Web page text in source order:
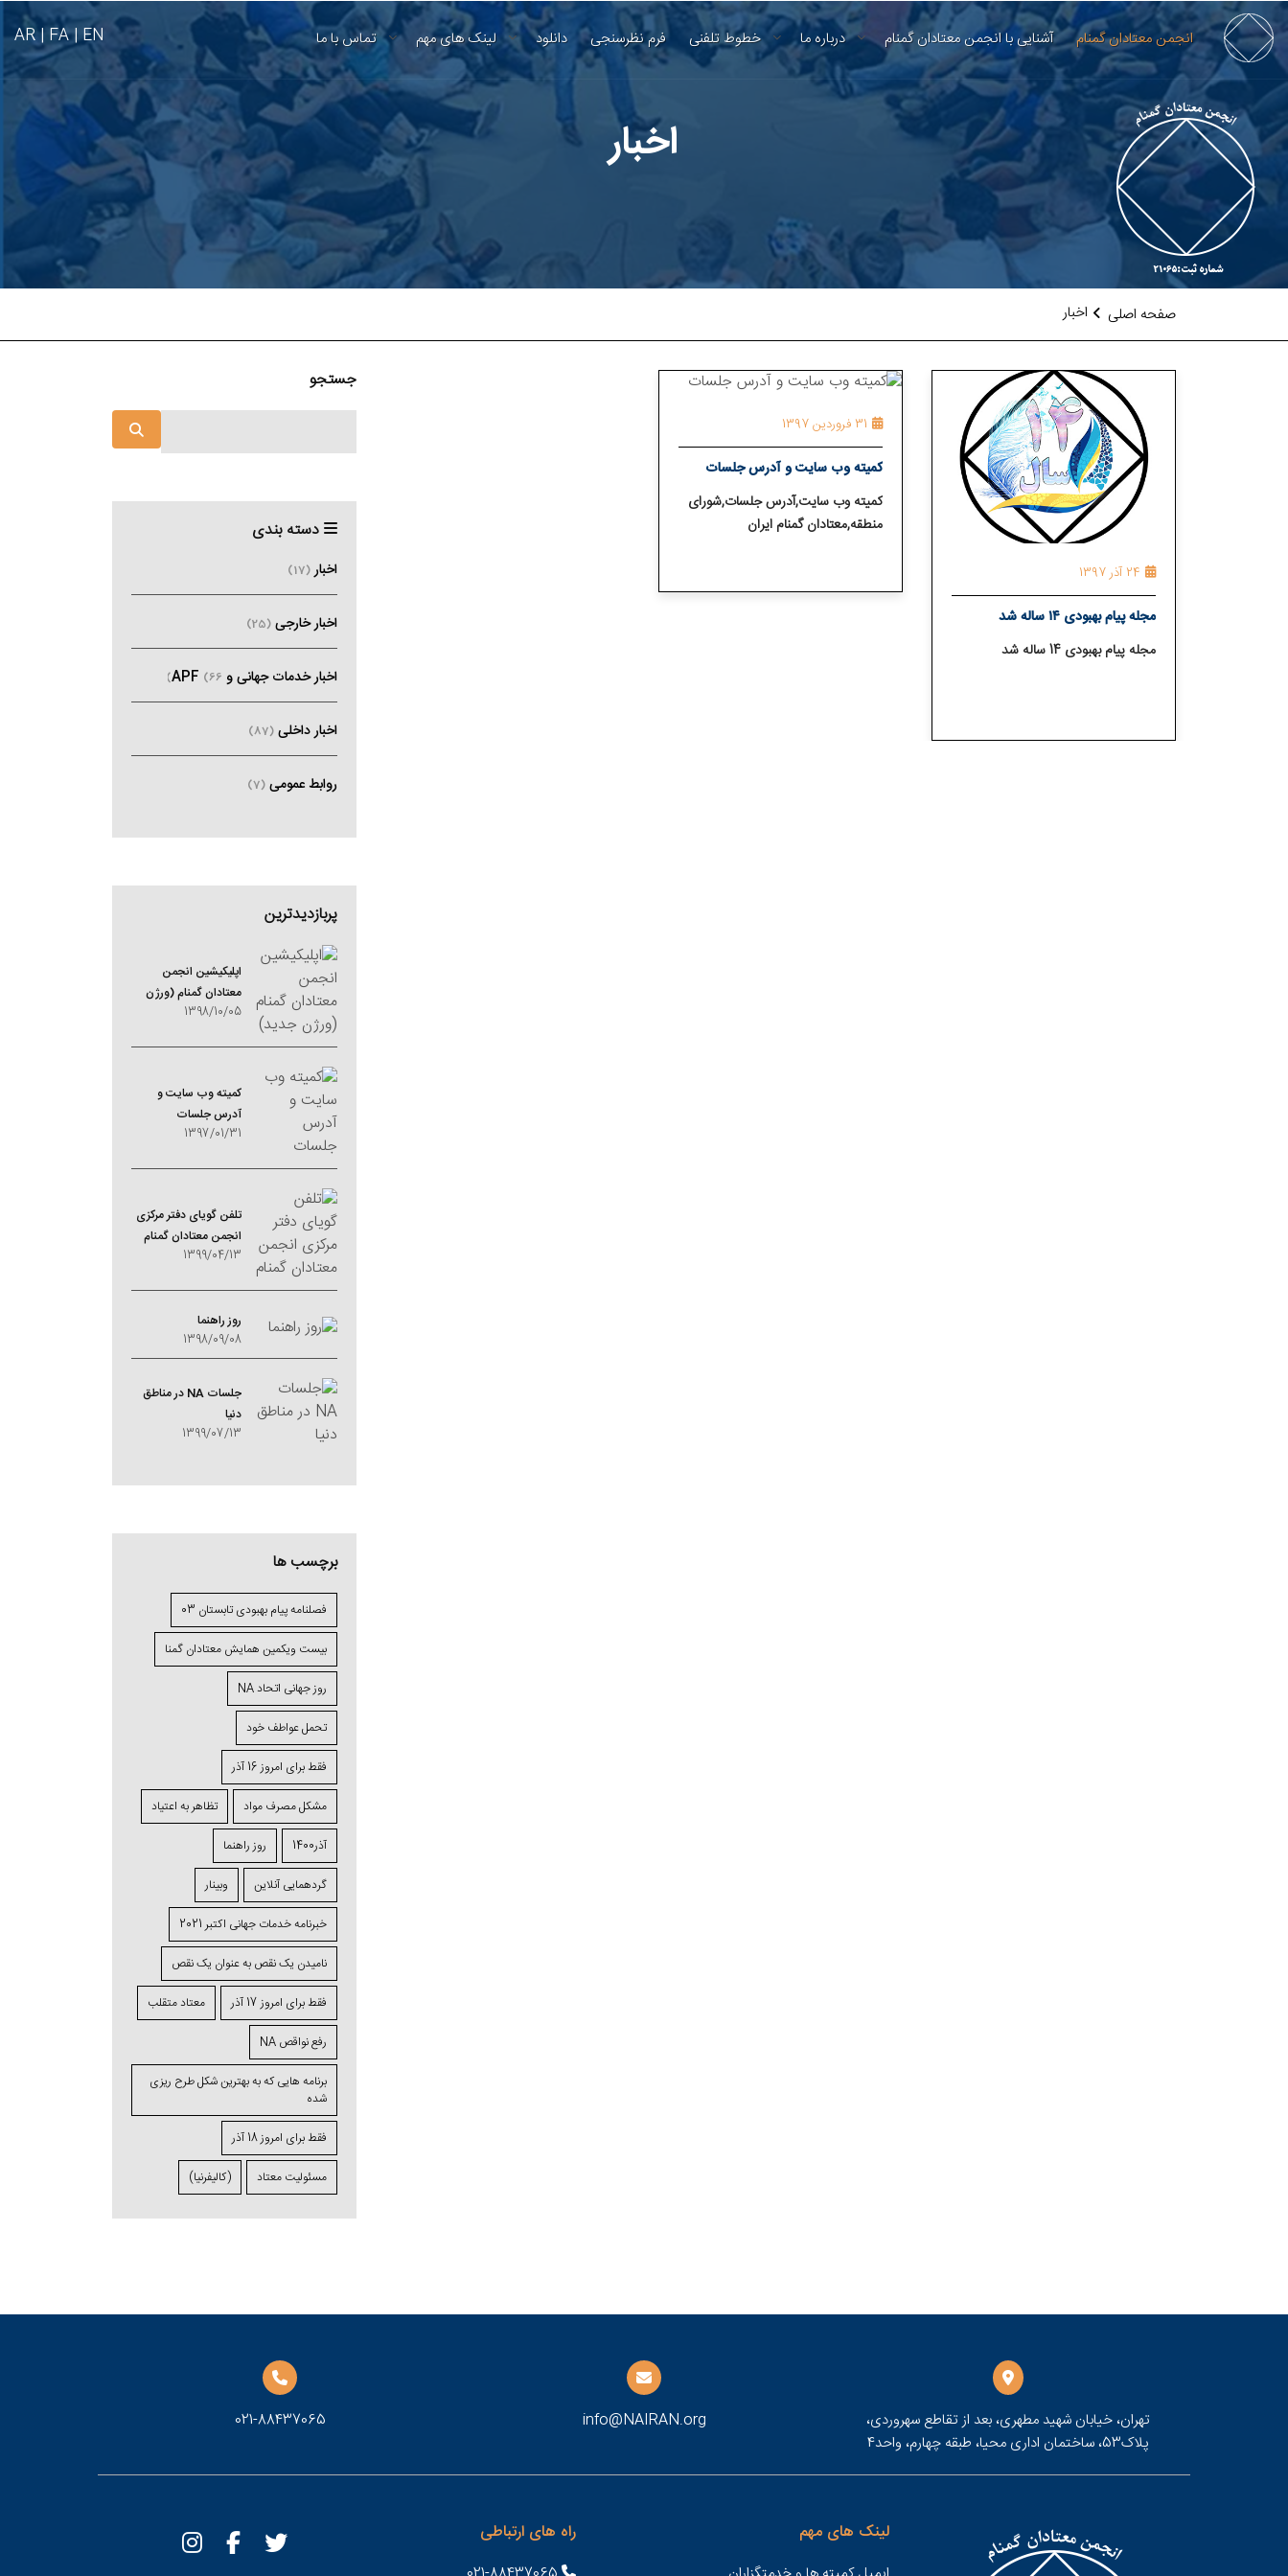
EN |
FA |
AR انجمن معتادان گمنام آشنایی با انجمن معتادان گمنام درباره ما خطوط تلفنی فرم نظرسنجی دانلود لینک های مهم تماس با ما
اخبار
صفحه اصلی اخبار
24 آذر 1397
مجله پیام بهبودی ۱۴ ساله شد
مجله پیام بهبودی 14 ساله شد
31 فروردین 1397
کمیته وب سایت و آدرس جلسات
کمیته وب سایت,آدرس جلسات,شورای
منطقه,معتادان گمنام ایران
جستجو
دسته بندی
اخبار(17)
اخبار خارجی (25)
اخبار خدمات جهانی و APF (66)
اخبار داخلی (87)
روابط عمومی (7)
پربازدیدترین
اپلیکیشین انجمن
معتادان گمنام (ورژن
جدید)
1398/10/05
کمیته وب سایت و
آدرس جلسات
1397/01/31
تلفن گویای دفتر مرکزی
انجمن معتادان گمنام
1399/04/13
روز راهنما
1398/09/08
جلسات NA در مناطق
دنیا
1399/07/13
برچسب ها
فصلنامه پیام بهبودی تابستان 03
بیست ویکمین همایش معتادان گمنا
روز جهانی اتحاد NA
تحمل عواطف خود
فقط برای امروز 16 آذر
مشکل مصرف مواد تظاهر به اعتیاد
آذر1400 روز راهنما
گردهمایی آنلاین وبینار
خبرنامه خدمات جهانی اکتبر 2021
نامیدن یک نقص به عنوان یک نقص
فقط برای امروز 17 آذر معتاد متقلب
رفع نواقص NA
برنامه ⁯هایی که به بهترین شکل طرح ⁯ریزی
⁯شده
فقط برای امروز 18 آذر
مسئولیت معتاد (کالیفرنیا)
تهران، خیابان شهید مطهری، بعد از تقاطع سهروردی،
پلاک53، ساختمان اداری محیا، طبقه چهارم، واحد4
info@NAIRAN.org
021-88437065
لینک های مهم راه های ارتباطی